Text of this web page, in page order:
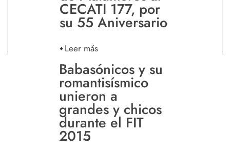
CECATI 177, por
su 55 Aniversario
Leer más
Babasónicos y su
romantisísmico
unieron a
grandes y chicos
durante el FIT
2015